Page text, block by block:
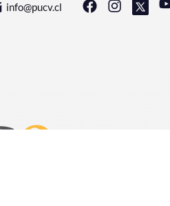
info@pucv.cl